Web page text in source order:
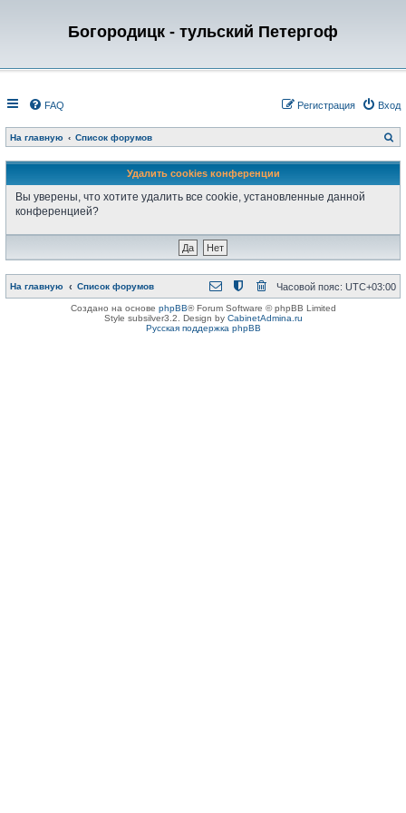
Богородицк - тульский Петергоф
FAQ Вход
Регистрация
На главную Список форумов
о
с
Удалить cookies конференции
Вы уверены, что хотите удалить все cookie, установленные данной
конференцией?
На главную Список форумов Часовой пояс: UTC+03:00
Создано на основе phpBB® Forum Software © phpBB Limited
Style subsilver3.2. Design by CabinetAdmina.ru
Русская поддержка phpBB